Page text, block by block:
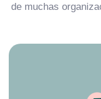
de muchas